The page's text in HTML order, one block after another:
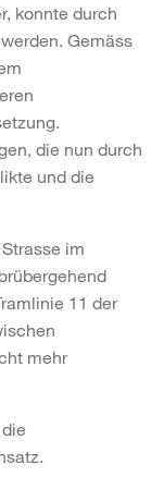
konnte durch
Gemäss
die nun durch
und die
im
11 der
mehr